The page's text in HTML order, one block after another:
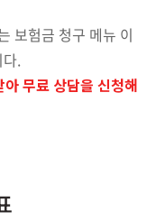
보험금 청구 메뉴 이
.
무료 상담을 신청해